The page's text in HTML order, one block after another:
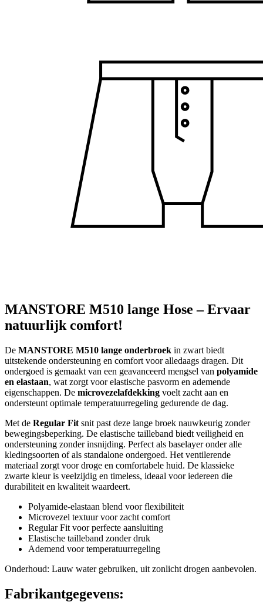
MANSTORE M510 lange Hose – Ervaar
natuurlijk comfort!
De MANSTORE M510 lange onderbroek in zwart biedt
uitstekende ondersteuning en comfort voor alledaags dragen. Dit
ondergoed is gemaakt van een geavanceerd mengsel van polyamide
en elastaan, wat zorgt voor elastische pasvorm en ademende
eigenschappen. De microvezelafdekking voelt zacht aan en
ondersteunt optimale temperatuurregeling gedurende de dag.
Met de Regular Fit snit past deze lange broek nauwkeurig zonder
bewegingsbeperking. De elastische tailleband biedt veiligheid en
ondersteuning zonder insnijding. Perfect als baselayer onder alle
kledingsoorten of als standalone ondergoed. Het ventilerende
materiaal zorgt voor droge en comfortabele huid. De klassieke
zwarte kleur is veelzijdig en timeless, ideaal voor iedereen die
durabiliteit en kwaliteit waardeert.
Polyamide-elastaan blend voor flexibiliteit
Microvezel textuur voor zacht comfort
Regular Fit voor perfecte aansluiting
Elastische tailleband zonder druk
Ademend voor temperatuurregeling
Onderhoud: Lauw water gebruiken, uit zonlicht drogen aanbevolen.
Fabrikantgegevens: